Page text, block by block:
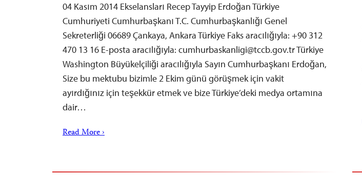
04 Kasım 2014 Ekselansları Recep Tayyip Erdoğan Türkiye
Cumhuriyeti Cumhurbaşkanı T.C. Cumhurbaşkanlığı Genel
Sekreterliği 06689 Çankaya, Ankara Türkiye Faks aracılığıyla: +90 312
470 13 16 E-posta aracılığıyla: cumhurbaskanligi@tccb.gov.trTürkiye
Washington Büyükelçiliği aracılığıyla Sayın Cumhurbaşkanı Erdoğan,
Size bu mektubu bizimle 2 Ekim günü görüşmek için vakit
ayırdığınız için teşekkür etmek ve bize Türkiye’deki medya ortamına
dair…
Read More ›